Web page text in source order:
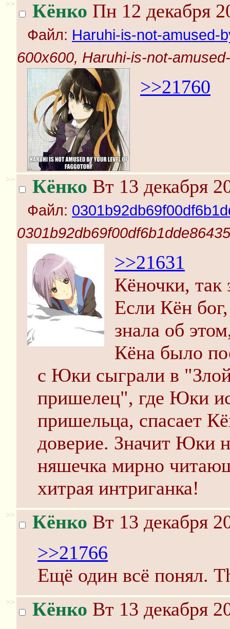
>> Кёнко Пн 12 декабря
Файл: Haruhi-is-not-amused-
600x600, Haruhi-is-not-
>>21760
>> Кёнко Вт 13 декабря
Файл:
>>21631
Кёночки, так
Если Кён
знала об
Кёна было
с Юки сыграли в
пришелец", где Юки
пришельца, спасает
доверие. Значит Юки
няшечка мирно
хитрая интриганка!
>> Кёнко Вт 13 декабря
>>21766
Ещё один всё понял.
>> Кёнко Вт 13 декабря